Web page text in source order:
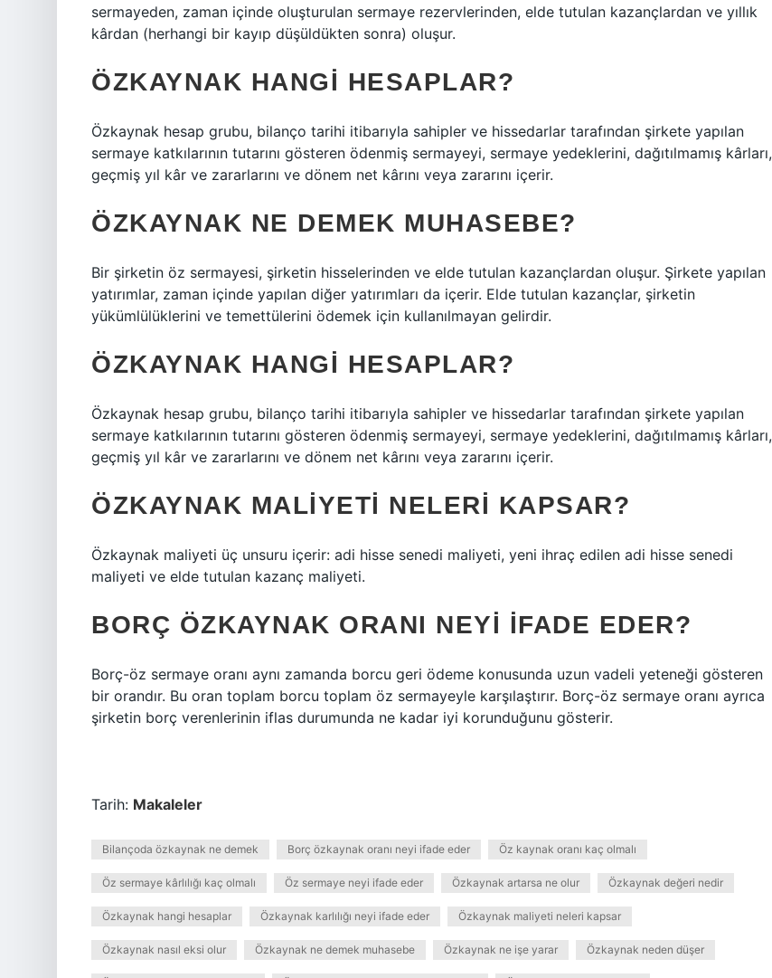
sermayeden, zaman içinde oluşturulan sermaye rezervlerinden, elde tutulan kazançlardan ve yıllık
kârdan (herhangi bir kayıp düşüldükten sonra) oluşur.
ÖZKAYNAK HANGI HESAPLAR?
Özkaynak hesap grubu, bilanço tarihi itibarıyla sahipler ve hissedarlar tarafından şirkete yapılan
sermaye katkılarının tutarını gösteren ödenmiş sermayeyi, sermaye yedeklerini, dağıtılmamış kârları,
geçmiş yıl kâr ve zararlarını ve dönem net kârını veya zararını içerir.
ÖZKAYNAK NE DEMEK MUHASEBE?
Bir şirketin öz sermayesi, şirketin hisselerinden ve elde tutulan kazançlardan oluşur. Şirkete yapılan
yatırımlar, zaman içinde yapılan diğer yatırımları da içerir. Elde tutulan kazançlar, şirketin
yükümlülüklerini ve temettülerini ödemek için kullanılmayan gelirdir.
ÖZKAYNAK HANGI HESAPLAR?
Özkaynak hesap grubu, bilanço tarihi itibarıyla sahipler ve hissedarlar tarafından şirkete yapılan
sermaye katkılarının tutarını gösteren ödenmiş sermayeyi, sermaye yedeklerini, dağıtılmamış kârları,
geçmiş yıl kâr ve zararlarını ve dönem net kârını veya zararını içerir.
ÖZKAYNAK MALIYETI NELERI KAPSAR?
Özkaynak maliyeti üç unsuru içerir: adi hisse senedi maliyeti, yeni ihraç edilen adi hisse senedi
maliyeti ve elde tutulan kazanç maliyeti.
BORÇ ÖZKAYNAK ORANI NEYI IFADE EDER?
Borç-öz sermaye oranı aynı zamanda borcu geri ödeme konusunda uzun vadeli yeteneği gösteren
bir orandır. Bu oran toplam borcu toplam öz sermayeyle karşılaştırır. Borç-öz sermaye oranı ayrıca
şirketin borç verenlerinin iflas durumunda ne kadar iyi korunduğunu gösterir.
Tarih: Makaleler
Bilançoda özkaynak ne demek Borç özkaynak oranı neyi ifade eder Öz kaynak oranı kaç olmalı
Öz sermaye kârlılığı kaç olmalı Öz sermaye neyi ifade eder Özkaynak artarsa ne olur Özkaynak değeri nedir
Özkaynak hangi hesaplar Özkaynak karlılığı neyi ifade eder Özkaynak maliyeti neleri kapsar
Özkaynak nasıl eksi olur Özkaynak ne demek muhasebe Özkaynak ne işe yarar Özkaynak neden düşer